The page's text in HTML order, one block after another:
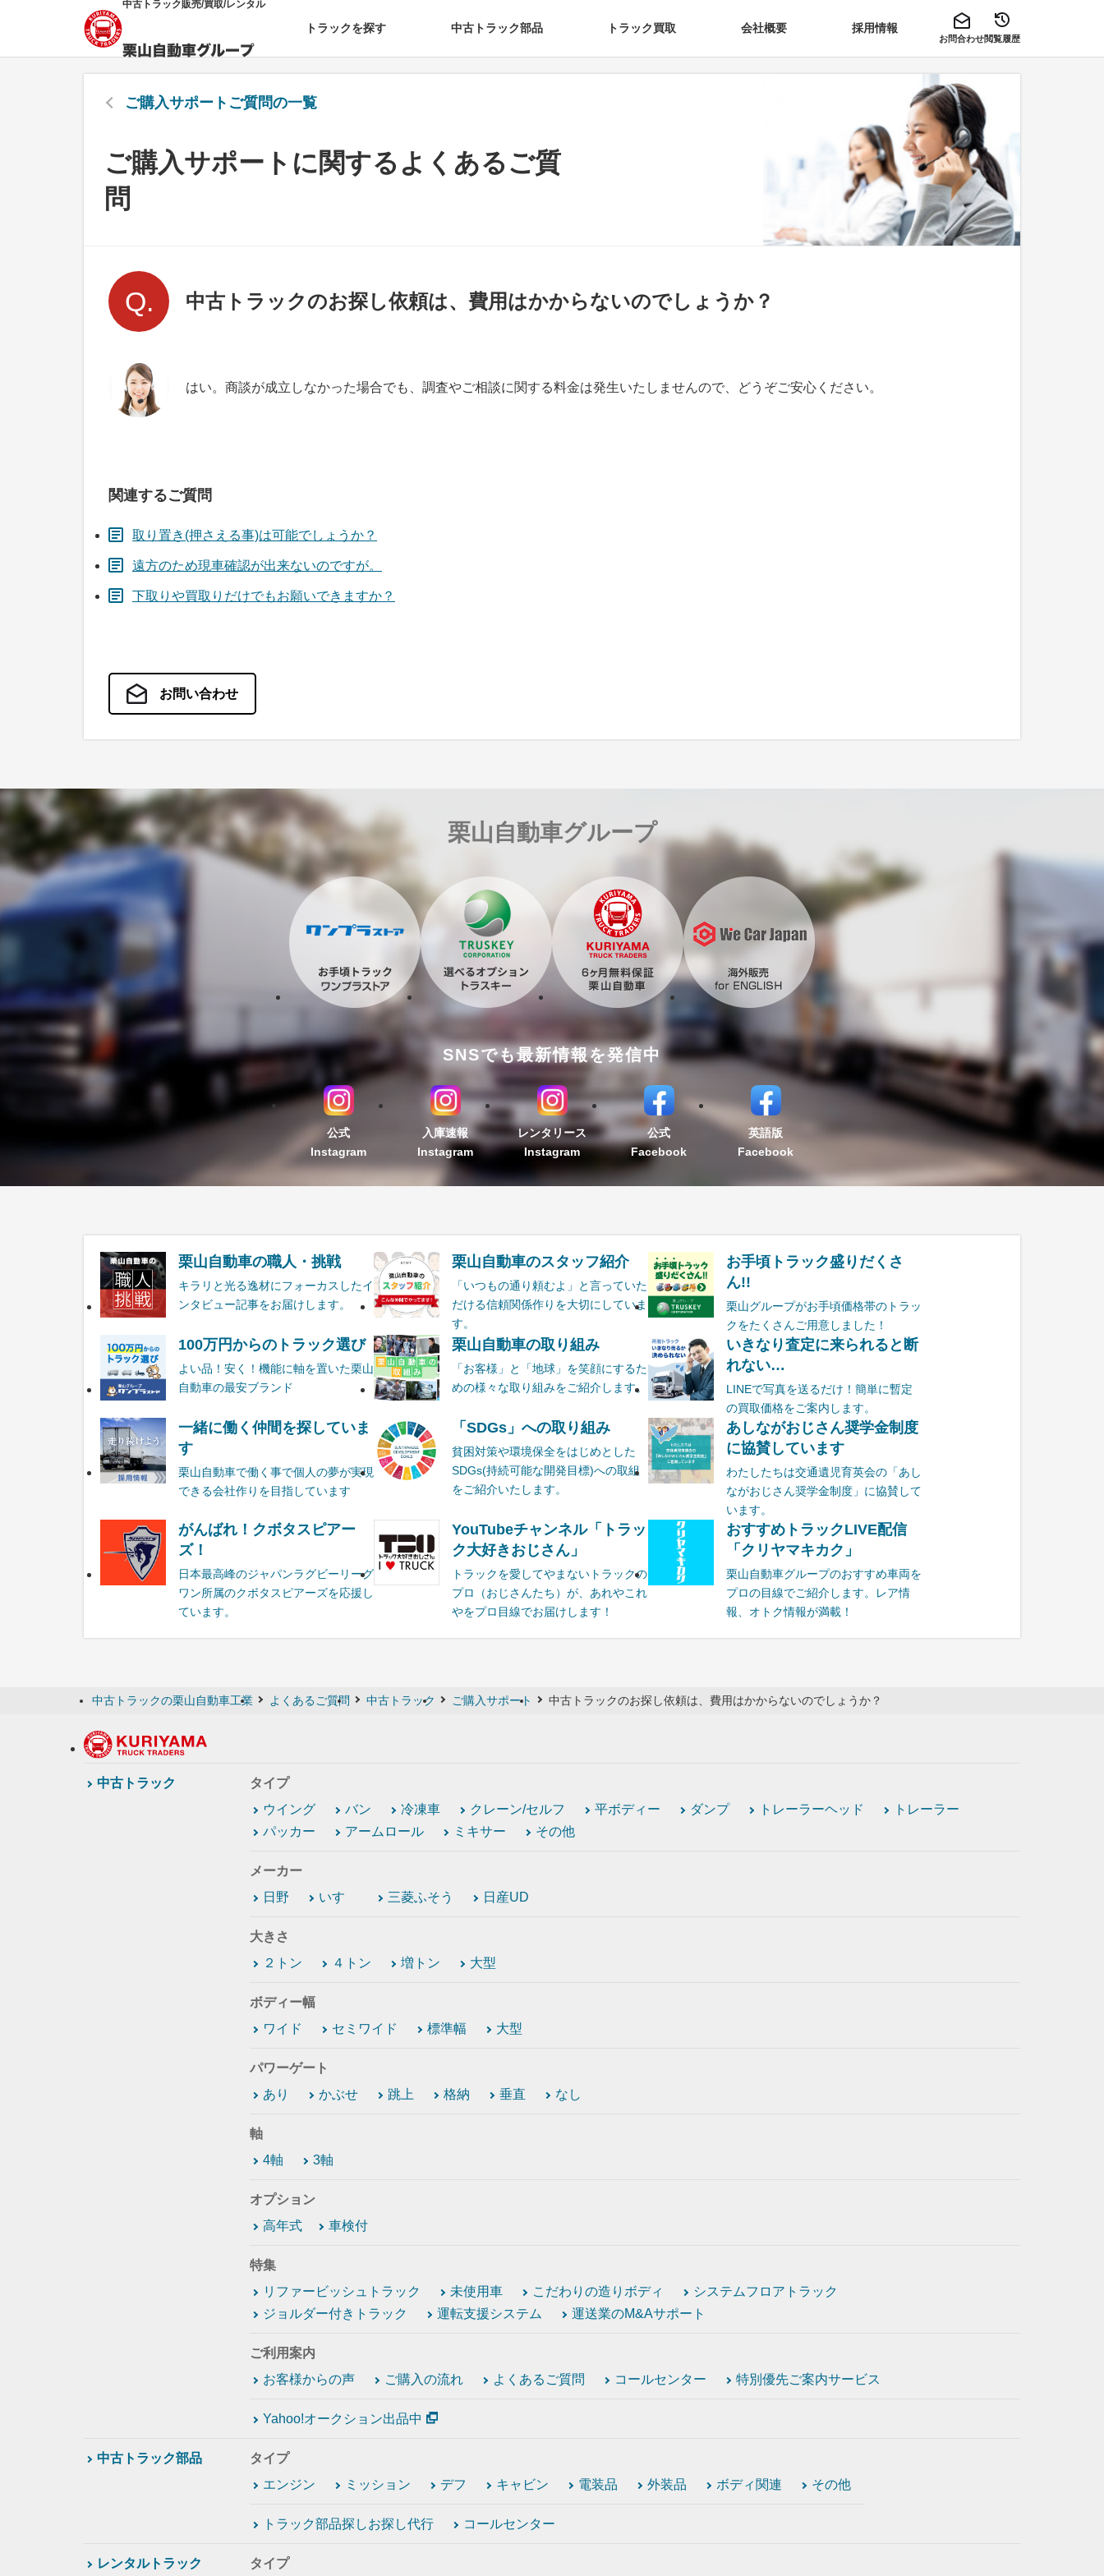
中古トラック販売/買取/レンタル
トラックを探す 中古トラック部品 トラック買取 会社概要 採用情報
お問合わせ閲覧履歴
ご購入サポート ご質問の一覧
ご購入サポートに関するよくあるご質
問
中古トラックのお探し依頼は、費用はかからないのでしょうか？
はい。商談が成立しなかった場合でも、調査やご相談に関する料金は発生いたしませんので、どうぞご安心ください。
関連するご質問
取り置き(押さえる事)は可能でしょうか？
遠方のため現車確認が出来ないのですが。
下取りや買取りだけでもお願いできますか？
お問い合わせ
栗山自動車グループ
SNSでも最新情報を発信中
公式
Instagram
入庫速報
Instagram
レンタリース
Instagram
公式
Facebook
英語版
Facebook
栗山自動車の職人・挑戦
キラリと光る逸材にフォーカスしたイ
ンタビュー記事をお届けします。
栗山自動車のスタッフ紹介
「いつもの通り頼むよ」と言っていた
だける信頼関係作りを大切にしていま
す。
お手頃トラック盛りだくさ
ん!!
栗山グループがお手頃価格帯のトラッ
クをたくさんご用意しました！
100万円からのトラック選び
よい品！安く！機能に軸を置いた栗山
自動車の最安ブランド
栗山自動車の取り組み
「お客様」と「地球」を笑顔にするた
めの様々な取り組みをご紹介します。
いきなり査定に来られると断
れない…
LINEで写真を送るだけ！簡単に暫定
の買取価格をご案内します。
一緒に働く仲間を探していま
す
栗山自動車で働く事で個人の夢が実現
できる会社作りを目指しています
「SDGs」への取り組み
貧困対策や環境保全をはじめとした
SDGs(持続可能な開発目標)への取組
をご紹介いたします。
あしながおじさん奨学金制度
に協賛しています
わたしたちは交通遺児育英会の「あし
ながおじさん奨学金制度」に協賛して
います。
がんばれ！クボタスピアー
ズ！
日本最高峰のジャパンラグビーリーグ
ワン所属のクボタスピアーズを応援し
ています。
YouTubeチャンネル「トラッ
ク大好きおじさん」
トラックを愛してやまないトラックの
プロ（おじさんたち）が、あれやこれ
やをプロ目線でお届けします！
おすすめトラックLIVE配信
「クリヤマキカク」
栗山自動車グループのおすすめ車両を
プロの目線でご紹介します。レア情
報、オトク情報が満載！
中古トラックの栗山自動車工業 よくあるご質問 中古トラック ご購入サポート 中古トラックのお探し依頼は、費用はかからないのでしょうか？
中古トラック
タイプ
ウイング
バン 冷凍車 クレーン/セルフ 平ボディー ダンプ トレーラーヘッド
トレーラー
パッカー
アームロール ミキサー その他
メーカー
日野
いすゞ 三菱ふそう 日産UD
大きさ
２トン
４トン 増トン 大型
ボディー幅
ワイド
セミワイド 標準幅 大型
パワーゲート
あり
かぶせ 跳上 格納 垂直 なし
軸
4軸
3軸
オプション
高年式
車検付
特集
リファービッシュトラック
未使用車 こだわりの造りボディ
システムフロアトラック
ジョルダー付きトラック
運転支援システム 運送業のM&Aサポート
ご利用案内
お客様からの声
ご購入の流れ よくあるご質問 コールセンター 特別優先ご案内サービス
Yahoo!オークション出品中
中古トラック部品
タイプ
エンジン
ミッション デフ キャビン 電装品 外装品 ボディ関連 その他
トラック部品探しお探し代行 コールセンター
レンタルトラック
タイプ